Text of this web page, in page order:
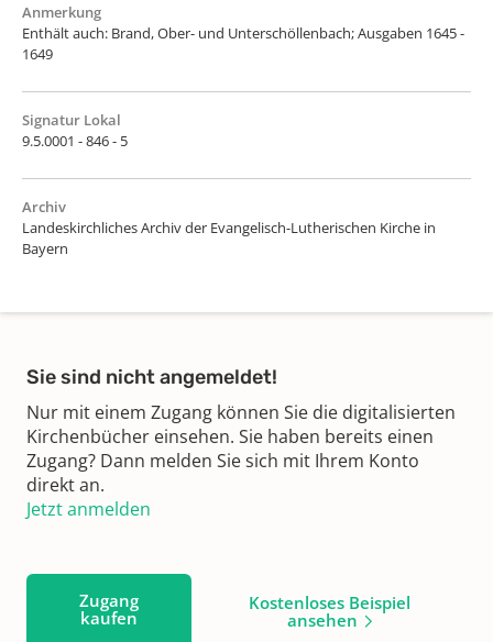
Anmerkung
Enthält auch: Brand, Ober- und Unterschöllenbach; Ausgaben 1645 -
1649
Signatur Lokal
9.5.0001 - 846 - 5
Archiv
Landeskirchliches Archiv der Evangelisch-Lutherischen Kirche in
Bayern
Sie sind nicht angemeldet!
Nur mit einem Zugang können Sie die digitalisierten
Kirchenbücher einsehen. Sie haben bereits einen
Zugang? Dann melden Sie sich mit Ihrem Konto
direkt an.
Jetzt anmelden
Zugang
kaufen
Kostenloses Beispiel
ansehen